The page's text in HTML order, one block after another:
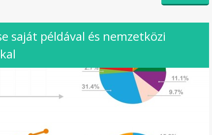
saját példával és nemzetközi